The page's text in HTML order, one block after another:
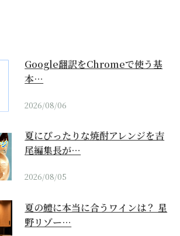
Google翻訳をChromeで使う基
本…
2026/08/06
夏にぴったりな焼酎アレンジを吉
尾編集長が…
2026/08/05
夏の鱧に本当に合うワインは？ 星
野リゾー…